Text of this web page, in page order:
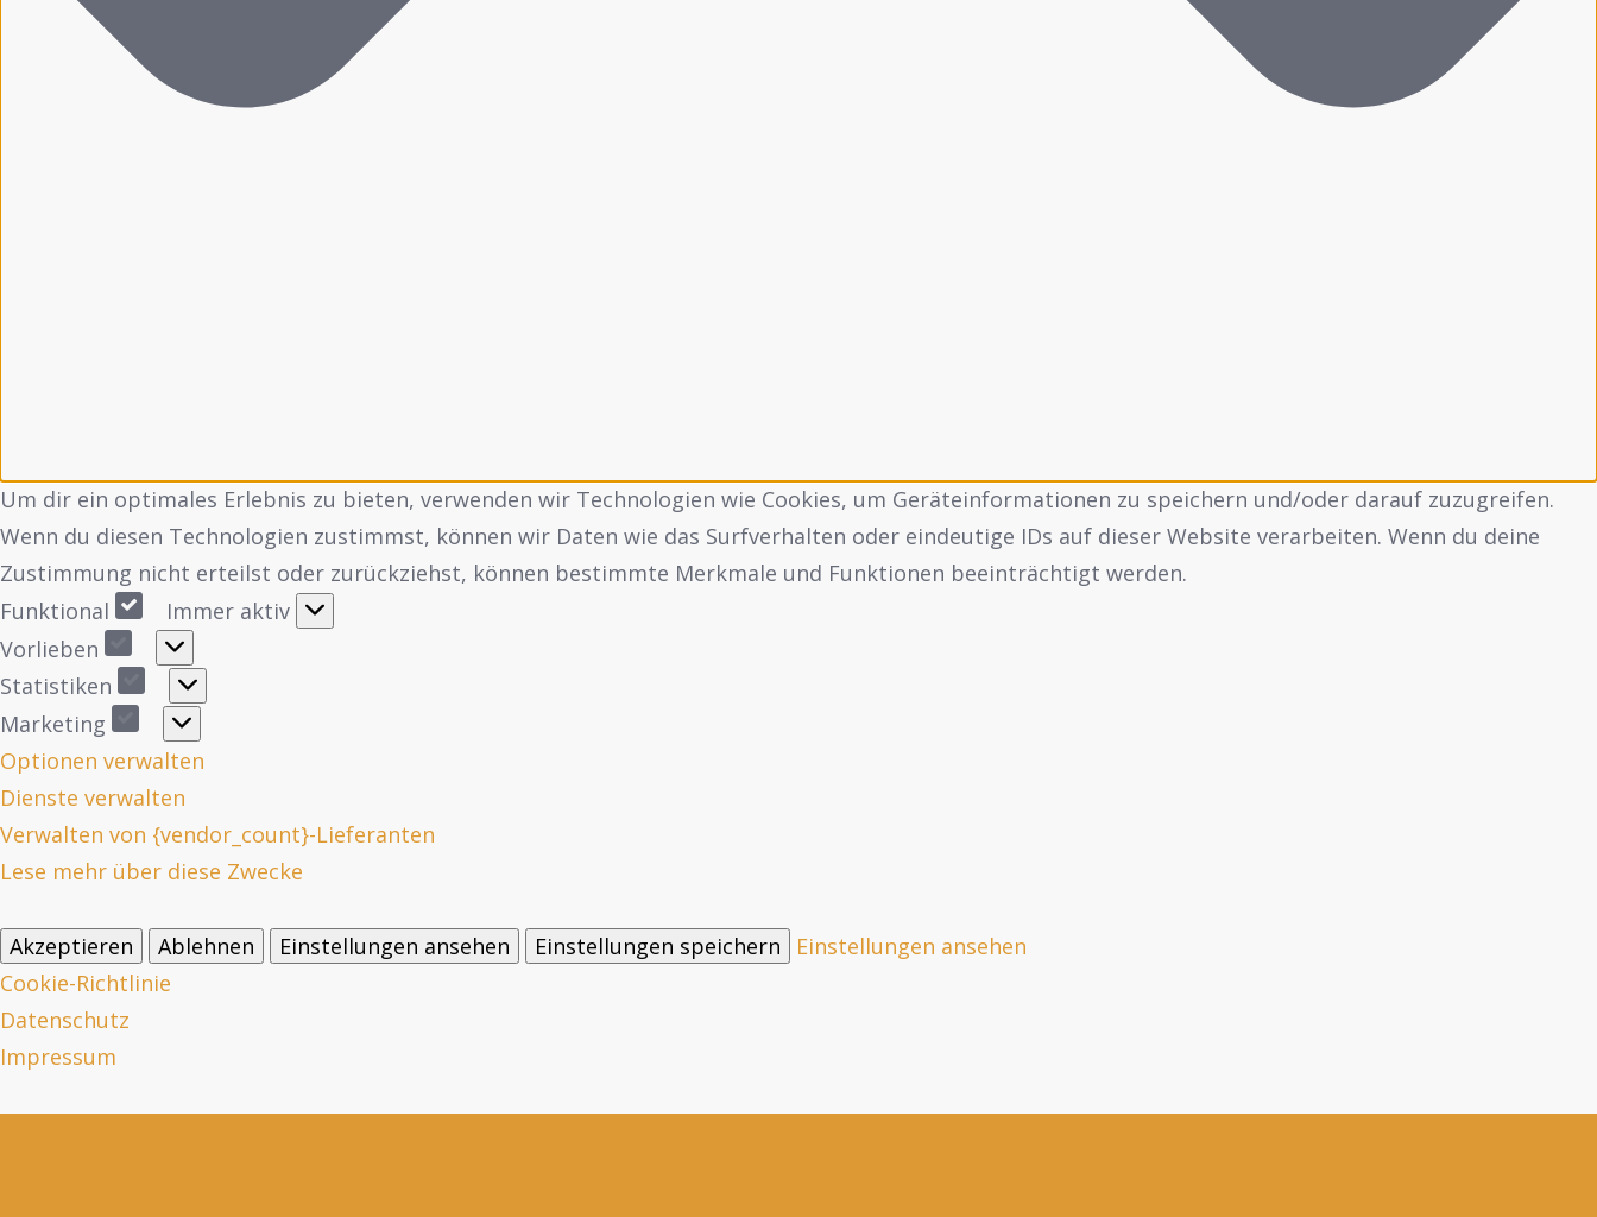
Um dir ein optimales Erlebnis zu bieten, verwenden wir Technologien wie Cookies, um Geräteinformationen zu speichern und/oder darauf zuzugreifen.
Wenn du diesen Technologien zustimmst, können wir Daten wie das Surfverhalten oder eindeutige IDs auf dieser Website verarbeiten. Wenn du deine
Zustimmung nicht erteilst oder zurückziehst, können bestimmte Merkmale und Funktionen beeinträchtigt werden.
Funktional
Immer aktiv
Vorlieben
Statistiken
Marketing
Optionen verwalten
Dienste verwalten
Verwalten von {vendor_count}-Lieferanten
Lese mehr über diese Zwecke
Akzeptieren Ablehnen Einstellungen ansehen Einstellungen speichern
Einstellungen ansehen
Cookie-Richtlinie
Datenschutz
Impressum